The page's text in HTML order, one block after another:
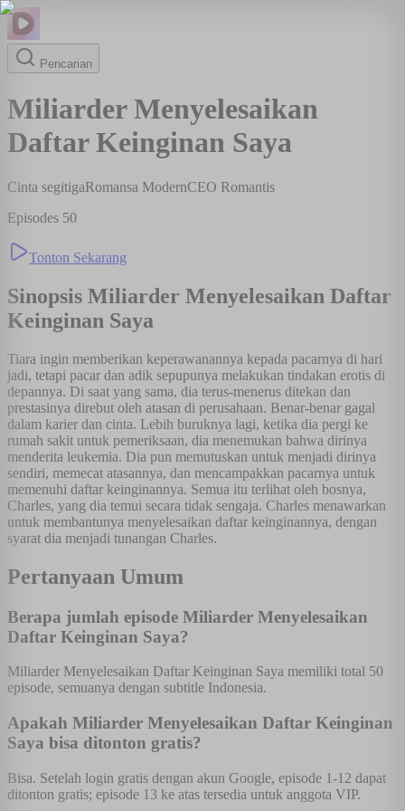
Pencarian
Miliarder Menyelesaikan
Daftar Keinginan Saya
Cinta segitigaRomansa ModernCEO Romantis
Episodes 50
Tonton Sekarang
Sinopsis Miliarder Menyelesaikan Daftar
Keinginan Saya
Tiara ingin memberikan keperawanannya kepada pacarnya di hari
jadi, tetapi pacar dan adik sepupunya melakukan tindakan erotis di
depannya. Di saat yang sama, dia terus-menerus ditekan dan
prestasinya direbut oleh atasan di perusahaan. Benar-benar gagal
dalam karier dan cinta. Lebih buruknya lagi, ketika dia pergi ke
rumah sakit untuk pemeriksaan, dia menemukan bahwa dirinya
menderita leukemia. Dia pun memutuskan untuk menjadi dirinya
sendiri, memecat atasannya, dan mencampakkan pacarnya untuk
memenuhi daftar keinginannya. Semua itu terlihat oleh bosnya,
Charles, yang dia temui secara tidak sengaja. Charles menawarkan
untuk membantunya menyelesaikan daftar keinginannya, dengan
syarat dia menjadi tunangan Charles.
Pertanyaan Umum
Berapa jumlah episode Miliarder Menyelesaikan
Daftar Keinginan Saya?
Miliarder Menyelesaikan Daftar Keinginan Saya memiliki total 50
episode, semuanya dengan subtitle Indonesia.
Apakah Miliarder Menyelesaikan Daftar Keinginan
Saya bisa ditonton gratis?
Bisa. Setelah login gratis dengan akun Google, episode 1-12 dapat
ditonton gratis; episode 13 ke atas tersedia untuk anggota VIP.